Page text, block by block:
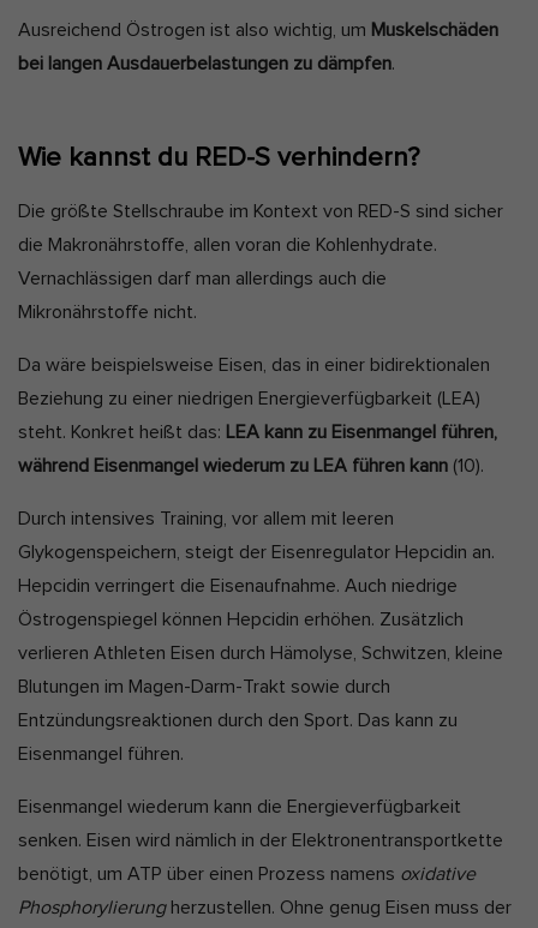
Ausreichend Östrogen ist also wichtig, um Muskelschäden
bei langen Ausdauerbelastungen zu dämpfen.
Wie kannst du RED-S verhindern?
Die größte Stellschraube im Kontext von RED-S sind sicher
die Makronährstoffe, allen voran die Kohlenhydrate.
Vernachlässigen darf man allerdings auch die
Mikronährstoffe nicht.
Da wäre beispielsweise Eisen, das in einer bidirektionalen
Beziehung zu einer niedrigen Energieverfügbarkeit (LEA)
steht. Konkret heißt das: LEA kann zu Eisenmangel führen,
während Eisenmangel wiederum zu LEA führen kann (10).
Durch intensives Training, vor allem mit leeren
Glykogenspeichern, steigt der Eisenregulator Hepcidin an.
Hepcidin verringert die Eisenaufnahme. Auch niedrige
Östrogenspiegel können Hepcidin erhöhen. Zusätzlich
verlieren Athleten Eisen durch Hämolyse, Schwitzen, kleine
Blutungen im Magen-Darm-Trakt sowie durch
Entzündungsreaktionen durch den Sport. Das kann zu
Eisenmangel führen.
Eisenmangel wiederum kann die Energieverfügbarkeit
senken. Eisen wird nämlich in der Elektronentransportkette
benötigt, um ATP über einen Prozess namens oxidative
Phosphorylierung herzustellen. Ohne genug Eisen muss der